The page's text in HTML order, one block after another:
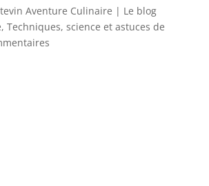
Aventure Culinaire | Le blog
, Techniques, science et astuces de